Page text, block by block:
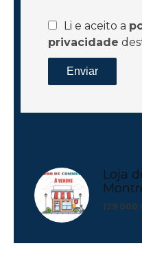
Li e aceito a
privacidade
Enviar
Loja
129 000